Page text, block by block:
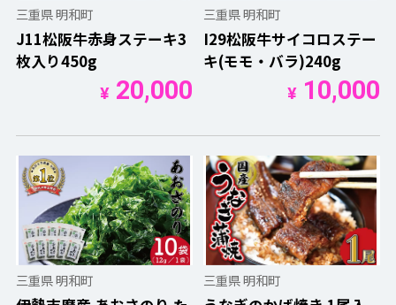
三重県 明和町
J11松阪牛赤身ステーキ3
枚入り450g
¥20,000
三重県 明和町
I29松阪牛サイコロステー
キ(モモ・バラ)240g
¥10,000
三重県 明和町 三重県 明和町